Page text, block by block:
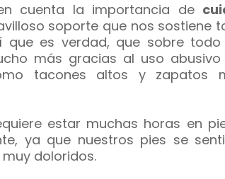
cuenta la importancia de
soporte que nos sostiene
que es verdad, que sobre todo
más gracias al uso abusivo
tacones altos y zapatos
estar muchas horas en
ya que nuestros pies se
doloridos.